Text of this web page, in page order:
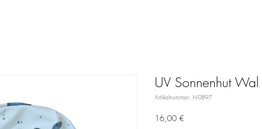
UV Sonnenhut Wal
Artikelnummer: H-0897
16,00 €